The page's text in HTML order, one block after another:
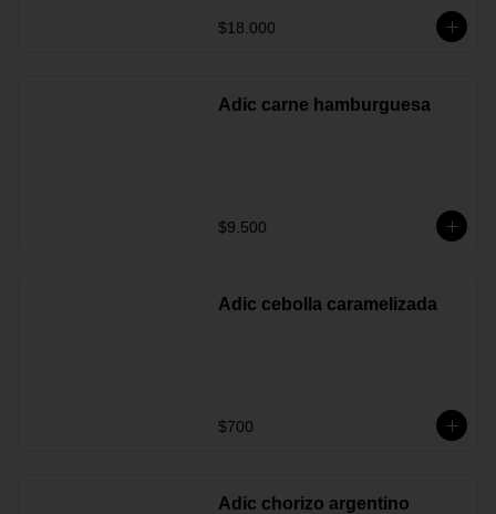
$18.000
Adic carne hamburguesa
$9.500
Adic cebolla caramelizada
$700
Adic chorizo argentino